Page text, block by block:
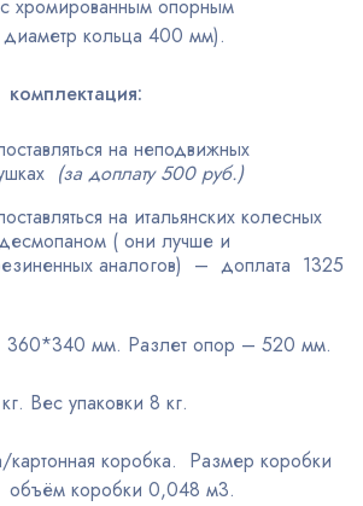
хромированным опорным
кольца 400 мм).
на неподвижных
(за доплату 500 руб.)
на итальянских колесных
( они лучше и
аналогов) – доплата 1325
360*340 мм. Разлет опор – 520 мм.
Вес упаковки 8 кг.
картонная коробка. Размер коробки
коробки 0,048 м3.